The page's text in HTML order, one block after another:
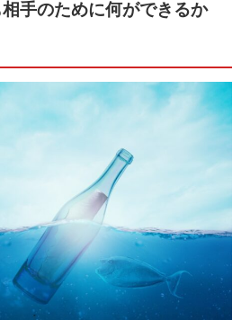
相手のために何ができるか